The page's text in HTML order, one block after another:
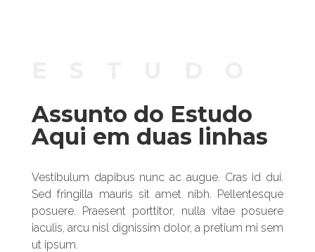
Assunto do Estudo
Aqui em duas linhas
Vestibulum dapibus nunc ac augue. Cras id dui.
Sed fringilla mauris sit amet nibh. Pellentesque
posuere. Praesent porttitor, nulla vitae posuere
iaculis, arcu nisl dignissim dolor, a pretium mi sem
ut ipsum.